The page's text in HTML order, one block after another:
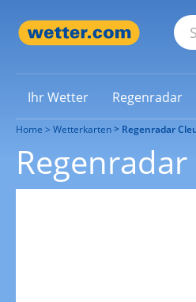
Ihr Wetter Regenradar
Home Wetterkarten Regenradar